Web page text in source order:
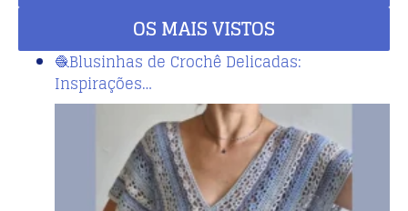
OS MAIS VISTOS
🧶Blusinhas de Crochê Delicadas:
Inspirações…